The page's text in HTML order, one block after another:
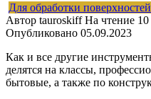
Для обработки поверхностей
Автор tauroskiff На чтение
Опубликовано 05.09.2023
Как и все другие
делятся на классы,
бытовые, а также по